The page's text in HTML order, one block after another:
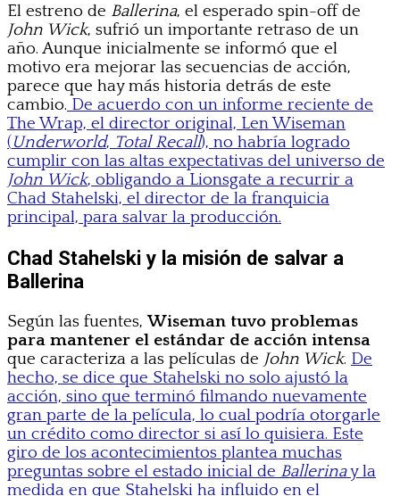
El estreno de Ballerina, el esperado spin-off de
John Wick, sufrió un importante retraso de un
año. Aunque inicialmente se informó que el
motivo era mejorar las secuencias de acción,
parece que hay más historia detrás de este
cambio. De acuerdo con un informe reciente de
The Wrap, el director original, Len Wiseman
(Underworld, Total Recall), no habría logrado
cumplir con las altas expectativas del universo de
John Wick, obligando a Lionsgate a recurrir a
Chad Stahelski, el director de la franquicia
principal, para salvar la producción.
Chad Stahelski y la misión de salvar a
Ballerina
Según las fuentes,Wiseman tuvo problemas
para mantener el estándar de acción intensa
que caracteriza a las películas de John Wick. De
hecho, se dice que Stahelski no solo ajustó la
acción, sino que terminó filmando nuevamente
gran parte de la película, lo cual podría otorgarle
un crédito como director si así lo quisiera. Este
giro de los acontecimientos plantea muchas
preguntas sobre el estado inicial de Ballerinay la
medida en que Stahelski ha influido en el